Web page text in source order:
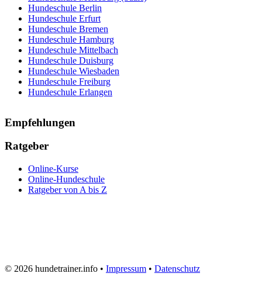
Hundeschule Berlin
Hundeschule Erfurt
Hundeschule Bremen
Hundeschule Hamburg
Hundeschule Mittelbach
Hundeschule Duisburg
Hundeschule Wiesbaden
Hundeschule Freiburg
Hundeschule Erlangen
Empfehlungen
Ratgeber
Online-Kurse
Online-Hundeschule
Ratgeber von A bis Z
© 2026 hundetrainer.info • Impressum • Datenschutz